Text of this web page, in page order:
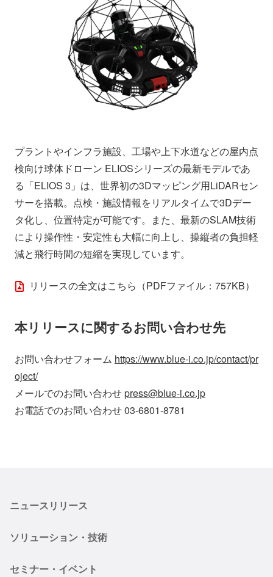
プラントやインフラ施設、工場や上下水道などの屋内点
検向け球体ドローン ELIOSシリーズの最新モデルであ
る「ELIOS 3」は、世界初の3Dマッピング用LiDARセン
サーを搭載。点検・施設情報をリアルタイムで3Dデー
タ化し、位置特定が可能です。また、最新のSLAM技術
により操作性・安定性も大幅に向上し、操縦者の負担軽
減と飛行時間の短縮を実現しています。
リリースの全文はこちら（PDFファイル：757KB）
本リリースに関するお問い合わせ先
お問い合わせフォーム https://www.blue-i.co.jp/contact/pr
oject/
メールでのお問い合わせpress@blue-i.co.jp
お電話でのお問い合わせ 03-6801-8781
ニュースリリース
ソリューション・技術
セミナー・イベント